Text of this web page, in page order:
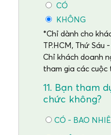
CÓ
KHÔNG
*Chỉ dành cho
TP.HCM, Thứ Sáu
Chỉ khách doanh
tham gia các cuộc
11. Bạn tham
chức không?
CÓ - BAO